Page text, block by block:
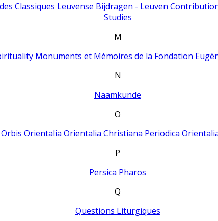
Classiques Leuvense Bijdragen - Leuven
Studies
M
Monuments et Mémoires de la Fondation
N
Naamkunde
O
Orbis Orientalia Orientalia Christiana Periodica
P
Persica Pharos
Q
Questions Liturgiques